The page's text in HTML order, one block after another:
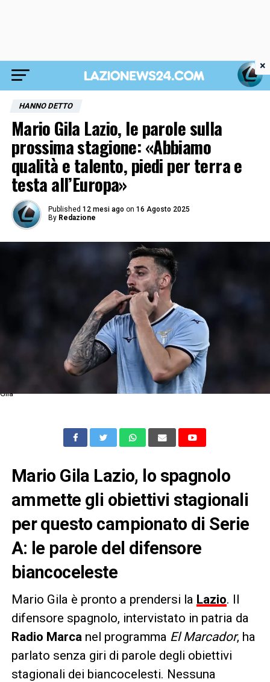
HANNO DETTO
Mario Gila Lazio, le parole sulla
prossima stagione: «Abbiamo
qualità e talento, piedi per terra e
testa all’Europa»
Published 12 mesi ago on 16 Agosto 2025
By Redazione
Gila
Mario Gila Lazio, lo spagnolo
ammette gli obiettivi stagionali
per questo campionato di Serie
A: le parole del difensore
biancoceleste
Mario Gila è pronto a prendersi la Lazio. Il
difensore spagnolo, intervistato in patria da
Radio Marcanel programma El Marcador, ha
parlato senza giri di parole degli obiettivi
stagionali dei biancocelesti. Nessuna
×